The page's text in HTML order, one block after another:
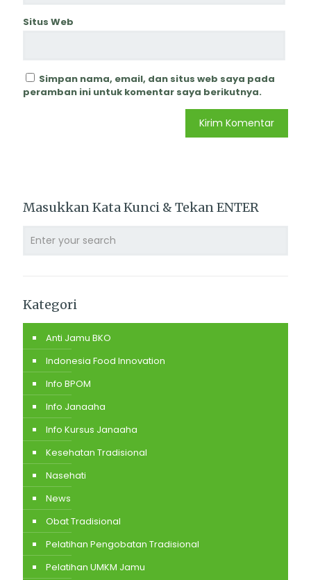
Situs Web
Simpan nama, email, dan situs web saya pada
peramban ini untuk komentar saya berikutnya.
Masukkan Kata Kunci & Tekan ENTER
Kategori
Anti Jamu BKO
Indonesia Food Innovation
Info BPOM
Info Janaaha
Info Kursus Janaaha
Kesehatan Tradisional
Nasehati
News
Obat Tradisional
Pelatihan Pengobatan Tradisional
Pelatihan UMKM Jamu